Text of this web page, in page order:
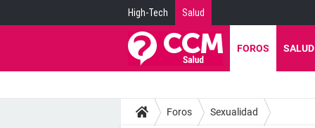
High-Tech Salud
FOROS SALUD
Foros Sexualidad